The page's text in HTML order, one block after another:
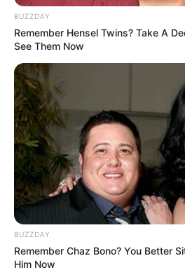
BUZZDAY
Remember Hensel Twins? Take A
See Them Now
BUZZDAY
Remember Chaz Bono? You Better
Him Now